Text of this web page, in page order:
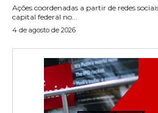
Ações coordenadas a partir de redes
capital federal no...
4 de agosto de 2026